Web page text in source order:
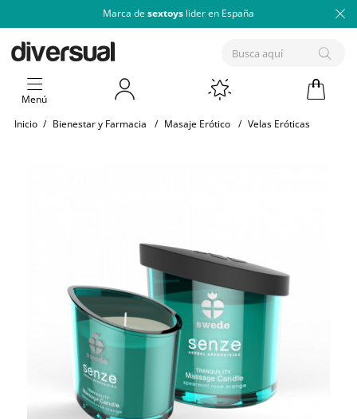
Marca de sextoys lider en España
Menú
Inicio / Bienestar y Farmacia / Masaje Erótico / Velas Eróticas